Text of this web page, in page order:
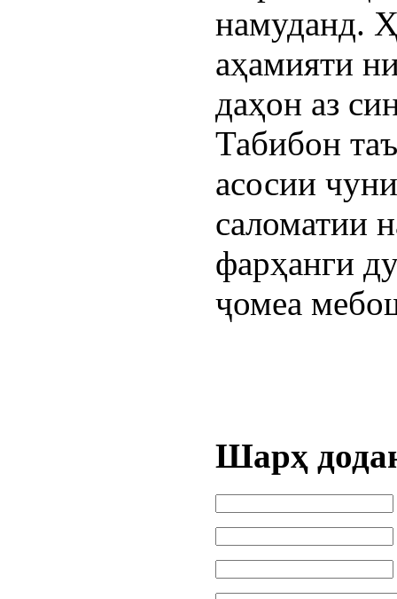
намуданд.
аҳамияти
даҳон аз
Табибон
асосии
саломатии
фарҳанги
ҷомеа
Шарҳ